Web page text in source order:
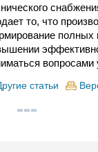
то, что
полных
статьи